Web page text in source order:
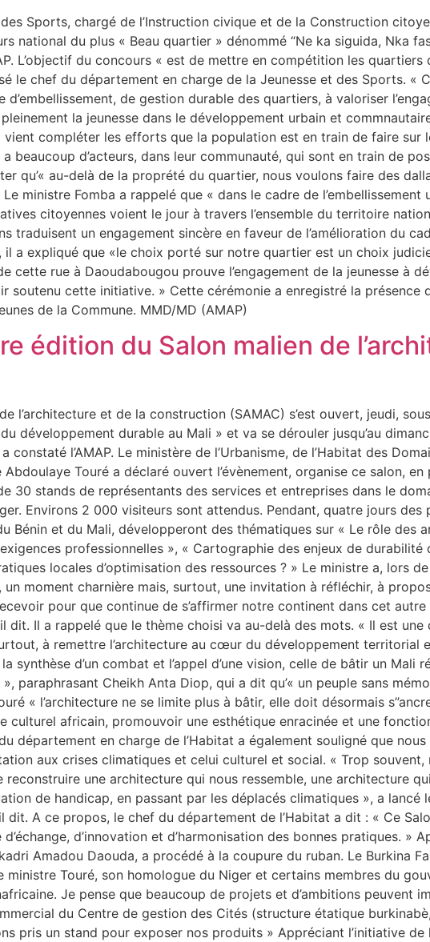
Sports, chargé de l’Instruction civique et de la Construction
national du plus « Beau quartier » dénommé “Ne ka siguida, Nka
L’objectif du concours « est de mettre en compétition les
le chef du département en charge de la Jeunesse et des Sports. «
de gestion durable des quartiers, à valoriser
la jeunesse dans le développement urbain et
vient compléter les efforts que la population est en train de faire sur
beaucoup d’acteurs, dans leur communauté, qui sont en train de
qu’« au-delà de la proprété du quartier, nous voulons faire des
ministre Fomba a rappelé que « dans le cadre de l’embellissement
citoyennes voient le jour à travers l’ensemble du territoire
traduisent un engagement sincère en faveur de l’amélioration du
il a expliqué que «le choix porté sur notre quartier est un choix
rue à Daoudabougou prouve l’engagement de la jeunesse à
soutenu cette initiative. » Cette cérémonie a enregistré la présence
de la Commune. MMD/MD (AMAP)
édition du Salon malien de
l’architecture et de la construction (SAMAC) s’est ouvert, jeudi,
développement durable au Mali » et va se dérouler jusqu’au
l’AMAP. Le ministère de l’Urbanisme, de l’Habitat des
Touré a déclaré ouvert l’évènement, organise ce salon, en
30 stands de représentants des services et entreprises dans le
Environs 2 000 visiteurs sont attendus. Pendant, quatre jours des
Bénin et du Mali, développeront des thématiques sur « Le rôle des
professionnelles », « Cartographie des enjeux de durabilité
locales d’optimisation des ressources ? » Le ministre a, lors
un moment charnière mais, surtout, une invitation à réfléchir, à
pour que continue de s’affirmer notre continent dans cet autre
Il a rappelé que le thème choisi va au-delà des mots. « Il est une
à remettre l’architecture au cœur du développement territorial
synthèse d’un combat et l’appel d’une vision, celle de bâtir un Mali
paraphrasant Cheikh Anta Diop, qui a dit qu’« un peuple sans
« l’architecture ne se limite plus à bâtir, elle doit désormais
culturel africain, promouvoir une esthétique enracinée et une
département en charge de l’Habitat a également souligné que
aux crises climatiques et celui culturel et social. « Trop
une architecture qui nous ressemble, une architecture
de handicap, en passant par les déplacés climatiques », a lancé
A ce propos, le chef du département de l’Habitat a dit : « Ce
d’innovation et d’harmonisation des bonnes pratiques. »
Amadou Daouda, a procédé à la coupure du ruban. Le Burkina
ministre Touré, son homologue du Niger et certains membres du
Je pense que beaucoup de projets et d’ambitions peuvent
du Centre de gestion des Cités (structure étatique
pris un stand pour exposer nos produits » Appréciant l’initiative de